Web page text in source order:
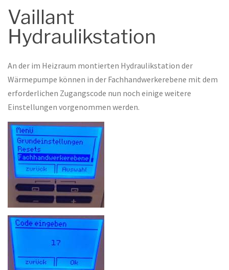
Vaillant
Hydraulikstation
An der im Heizraum montierten Hydraulikstation der
Wärmepumpe können in der Fachhandwerkerebene mit dem
erforderlichen Zugangscode nun noch einige weitere
Einstellungen vorgenommen werden.